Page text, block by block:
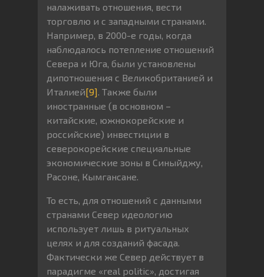
налаживать отношения, вести
торговлю и с западными странами.
Например, в 2000-е годы, когда
наблюдалось потепление отношений
Севера и Юга, были установлены
дипотношения с Великобританией и
Италией[9] . Также были
иностранные (в основном –
китайские, южнокорейские и
российские) инвестиции в
северокорейские специальные
экономические зоны в Синыйджу,
Расоне, Кымгансане.
То есть, для отношений с данными
странами Север идеологию
использует лишь в ритуальных
целях и для созданий фасада.
Фактически же Север действует в
парадигме «real politic», достигая